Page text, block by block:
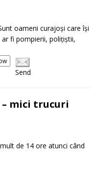
oameni curajoși care își
fi pompierii, polițiștii,
Send
– mici trucuri
de 14 ore atunci când